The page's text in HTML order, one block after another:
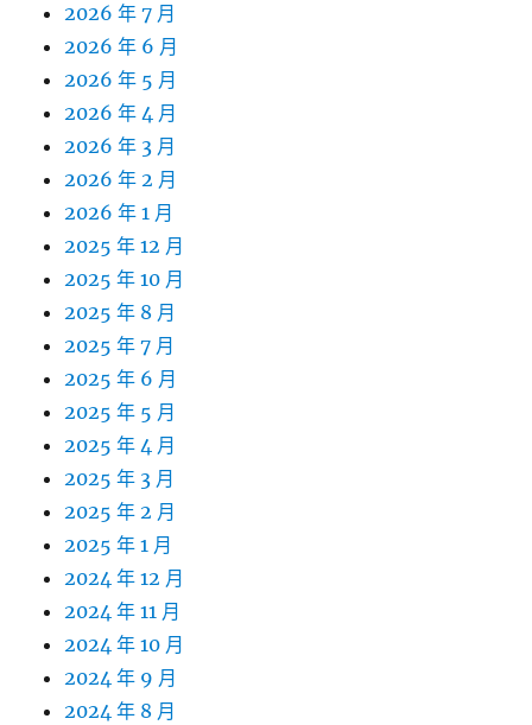
2026 年 7 月
2026 年 6 月
2026 年 5 月
2026 年 4 月
2026 年 3 月
2026 年 2 月
2026 年 1 月
2025 年 12 月
2025 年 10 月
2025 年 8 月
2025 年 7 月
2025 年 6 月
2025 年 5 月
2025 年 4 月
2025 年 3 月
2025 年 2 月
2025 年 1 月
2024 年 12 月
2024 年 11 月
2024 年 10 月
2024 年 9 月
2024 年 8 月